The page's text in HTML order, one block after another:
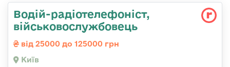
Водій-радіотелефоніст,
військовослужбовець
від 25000 до 125000 грн
Київ